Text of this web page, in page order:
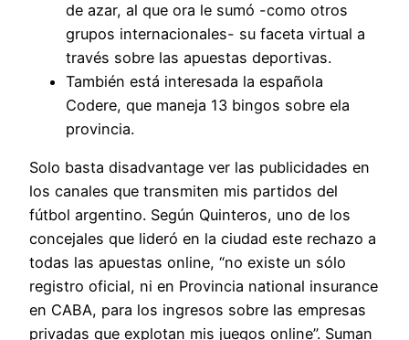
de azar, al que ora le sumó -como otros
grupos internacionales- su faceta virtual a
través sobre las apuestas deportivas.
También está interesada la española
Codere, que maneja 13 bingos sobre ela
provincia.
Solo basta disadvantage ver las publicidades en
los canales que transmiten mis partidos del
fútbol argentino. Según Quinteros, uno de los
concejales que lideró en la ciudad este rechazo a
todas las apuestas online, “no existe un sólo
registro oficial, ni en Provincia national insurance
en CABA, para los ingresos sobre las empresas
privadas que explotan mis juegos online”. Suman